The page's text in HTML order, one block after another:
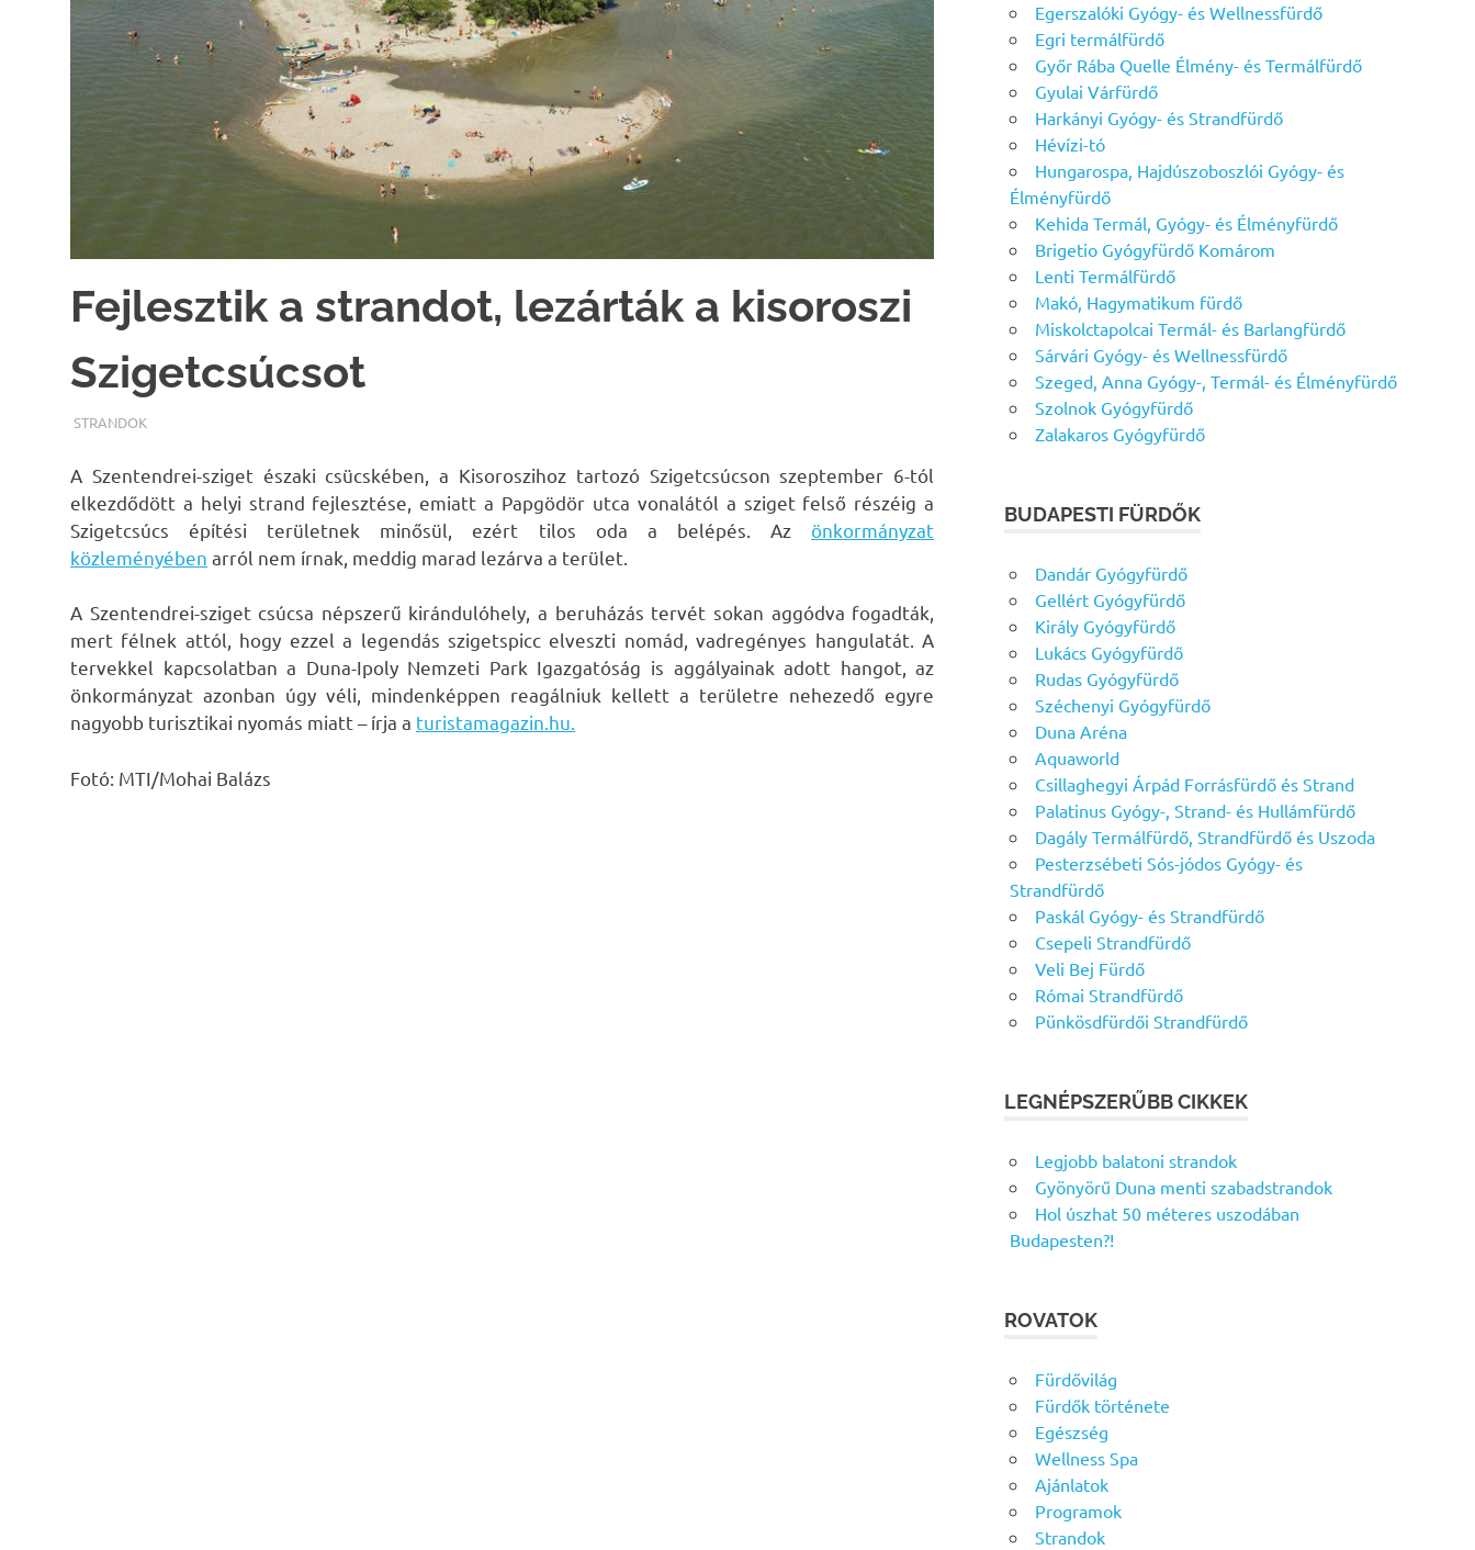
Fejlesztik a strandot, lezárták a kisoroszi
Szigetcsúcsot
TERMALFURDOK.COM
STRANDOK
A Szentendrei-sziget északi csücskében, a Kisoroszihoz tartozó Szigetcsúcson szeptember 6-tól
elkezdődött a helyi strand fejlesztése, emiatt a Papgödör utca vonalától a sziget felső részéig a
Szigetcsúcs építési területnek minősül, ezért tilos oda a belépés. Azönkormányzat
közleményében arról nem írnak, meddig marad lezárva a terület.
A Szentendrei-sziget csúcsa népszerű kirándulóhely, a beruházás tervét sokan aggódva fogadták,
mert félnek attól, hogy ezzel a legendás szigetspicc elveszti nomád, vadregényes hangulatát. A
tervekkel kapcsolatban a Duna-Ipoly Nemzeti Park Igazgatóság is aggályainak adott hangot, az
önkormányzat azonban úgy véli, mindenképpen reagálniuk kellett a területre nehezedő egyre
nagyobb turisztikai nyomás miatt – írja a turistamagazin.hu.
Fotó: MTI/Mohai Balázs
Egerszalóki Gyógy- és Wellnessfürdő
Egri termálfürdő
Győr Rába Quelle Élmény- és Termálfürdő
Gyulai Várfürdő
Harkányi Gyógy- és Strandfürdő
Hévízi-tó
Hungarospa, Hajdúszoboszlói Gyógy- és
Élményfürdő
Kehida Termál, Gyógy- és Élményfürdő
Brigetio Gyógyfürdő Komárom
Lenti Termálfürdő
Makó, Hagymatikum fürdő
Miskolctapolcai Termál- és Barlangfürdő
Sárvári Gyógy- és Wellnessfürdő
Szeged, Anna Gyógy-, Termál- és Élményfürdő
Szolnok Gyógyfürdő
Zalakaros Gyógyfürdő
BUDAPESTI FÜRDŐK
Dandár Gyógyfürdő
Gellért Gyógyfürdő
Király Gyógyfürdő
Lukács Gyógyfürdő
Rudas Gyógyfürdő
Széchenyi Gyógyfürdő
Duna Aréna
Aquaworld
Csillaghegyi Árpád Forrásfürdő és Strand
Palatinus Gyógy-, Strand- és Hullámfürdő
Dagály Termálfürdő, Strandfürdő és Uszoda
Pesterzsébeti Sós-jódos Gyógy- és
Strandfürdő
Paskál Gyógy- és Strandfürdő
Csepeli Strandfürdő
Veli Bej Fürdő
Római Strandfürdő
Pünkösdfürdői Strandfürdő
LEGNÉPSZERŰBB CIKKEK
Legjobb balatoni strandok
Gyönyörű Duna menti szabadstrandok
Hol úszhat 50 méteres uszodában
Budapesten?!
ROVATOK
Fürdővilág
Fürdők története
Egészség
Wellness Spa
Ajánlatok
Programok
Strandok